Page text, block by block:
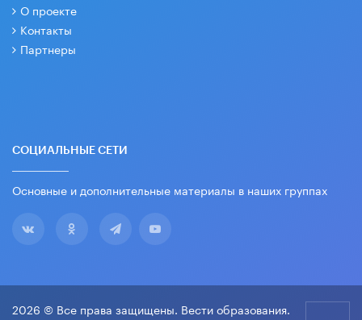
О проекте
Контакты
Партнеры
СОЦИАЛЬНЫЕ СЕТИ
Основные и дополнительные материалы в наших группах
2026 © Все права защищены. Вести образования.